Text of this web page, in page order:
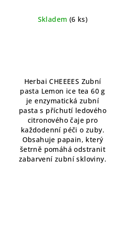
nádechem
Skladem (6 ks)
Herbai CHEEEES Zubní
pasta Lemon ice tea 60 g
je enzymatická zubní
pasta s příchutí ledového
citronového čaje pro
každodenní péči o zuby.
Obsahuje papain, který
šetrně pomáhá odstranit
zabarvení zubní skloviny.